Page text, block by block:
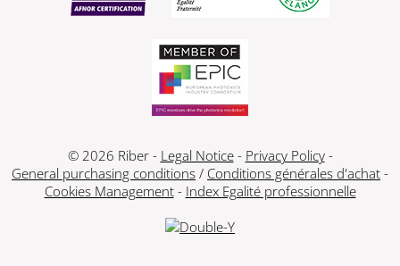
© 2026 Riber - Legal Notice- Privacy Policy-
General purchasing conditions / Conditions générales d'achat -
Cookies Management- Index Egalité professionnelle